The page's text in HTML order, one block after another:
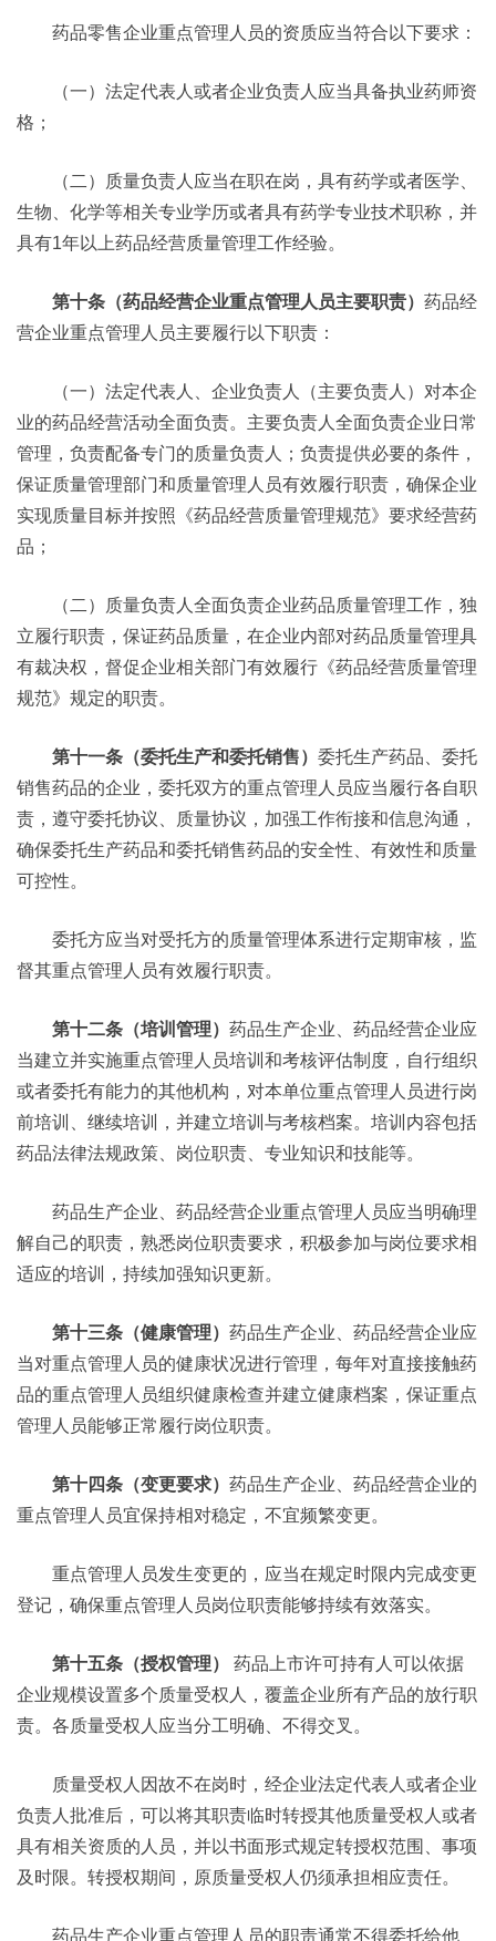
药品零售企业重点管理人员的资质应当符合以下要求：
（一）法定代表人或者企业负责人应当具备执业药师资
格；
（二）质量负责人应当在职在岗，具有药学或者医学、
生物、化学等相关专业学历或者具有药学专业技术职称，并
具有1年以上药品经营质量管理工作经验。
第十条（药品经营企业重点管理人员主要职责） 药品经
营企业重点管理人员主要履行以下职责：
（一）法定代表人、企业负责人（主要负责人）对本企
业的药品经营活动全面负责。主要负责人全面负责企业日常
管理，负责配备专门的质量负责人；负责提供必要的条件，
保证质量管理部门和质量管理人员有效履行职责，确保企业
实现质量目标并按照《药品经营质量管理规范》要求经营药
品；
（二）质量负责人全面负责企业药品质量管理工作，独
立履行职责，保证药品质量，在企业内部对药品质量管理具
有裁决权，督促企业相关部门有效履行《药品经营质量管理
规范》规定的职责。
第十一条（委托生产和委托销售） 委托生产药品、委托
销售药品的企业，委托双方的重点管理人员应当履行各自职
责，遵守委托协议、质量协议，加强工作衔接和信息沟通，
确保委托生产药品和委托销售药品的安全性、有效性和质量
可控性。
委托方应当对受托方的质量管理体系进行定期审核，监
督其重点管理人员有效履行职责。
第十二条（培训管理） 药品生产企业、药品经营企业应
当建立并实施重点管理人员培训和考核评估制度，自行组织
或者委托有能力的其他机构，对本单位重点管理人员进行岗
前培训、继续培训，并建立培训与考核档案。培训内容包括
药品法律法规政策、岗位职责、专业知识和技能等。
药品生产企业、药品经营企业重点管理人员应当明确理
解自己的职责，熟悉岗位职责要求，积极参加与岗位要求相
适应的培训，持续加强知识更新。
第十三条（健康管理） 药品生产企业、药品经营企业应
当对重点管理人员的健康状况进行管理，每年对直接接触药
品的重点管理人员组织健康检查并建立健康档案，保证重点
管理人员能够正常履行岗位职责。
第十四条（变更要求） 药品生产企业、药品经营企业的
重点管理人员宜保持相对稳定，不宜频繁变更。
重点管理人员发生变更的，应当在规定时限内完成变更
登记，确保重点管理人员岗位职责能够持续有效落实。
第十五条（授权管理）
药品上市许可持有人可以依据
企业规模设置多个质量受权人，覆盖企业所有产品的放行职
责。各质量受权人应当分工明确、不得交叉。
质量受权人因故不在岗时，经企业法定代表人或者企业
负责人批准后，可以将其职责临时转授其他质量受权人或者
具有相关资质的人员，并以书面形式规定转授权范围、事项
及时限。转授权期间，原质量受权人仍须承担相应责任。
药品生产企业重点管理人员的职责通常不得委托给他